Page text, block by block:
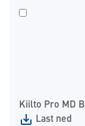
Kiilto Pro MD
Last ned